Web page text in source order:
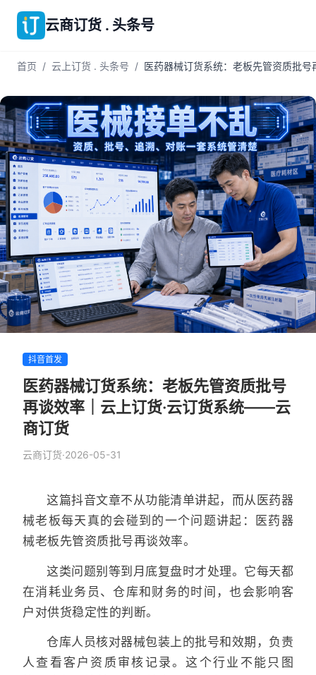
云商订货 . 头条号
首页 / 云上订货 . 头条号 / 医药器械订货系统：老板先管资质批
抖音首发
医药器械订货系统：老板先管资质批号
再谈效率｜云上订货·云订货系统——云
商订货
云商订货·2026-05-31
这篇抖音文章不从功能清单讲起，而从医药器
械老板每天真的会碰到的一个问题讲起：医药器
械老板先管资质批号再谈效率。
这类问题别等到月底复盘时才处理。它每天都
在消耗业务员、仓库和财务的时间，也会影响客
户对供货稳定性的判断。
仓库人员核对器械包装上的批号和效期，负责
人查看客户资质审核记录。这个行业不能只图